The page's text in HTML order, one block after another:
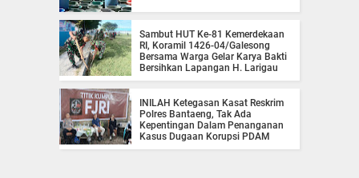
Sambut HUT Ke-81 Kemerdekaan
RI, Koramil 1426-04/Galesong
Bersama Warga Gelar Karya Bakti
Bersihkan Lapangan H. Larigau
INILAH Ketegasan Kasat Reskrim
Polres Bantaeng, Tak Ada
Kepentingan Dalam Penanganan
Kasus Dugaan Korupsi PDAM